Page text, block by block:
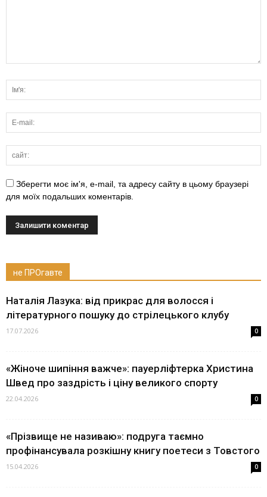
Зберегти моє ім'я, e-mail, та адресу сайту в цьому браузері
для моїх подальших коментарів.
не ПРОгавте
Наталія Лазука: від прикрас для волосся і
літературного пошуку до стрілецького клубу
17.07.2026 0
«Жіноче шипіння важче»: пауерліфтерка Христина
Швед про заздрість і ціну великого спорту
22.04.2026 0
«Прізвище не називаю»: подруга таємно
профінансувала розкішну книгу поетеси з Товстого
15.04.2026 0